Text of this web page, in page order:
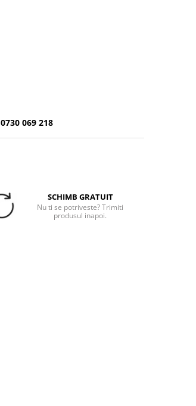
0730 069 218
SCHIMB GRATUIT
Nu ti se potriveste? Trimiti
produsul inapoi.